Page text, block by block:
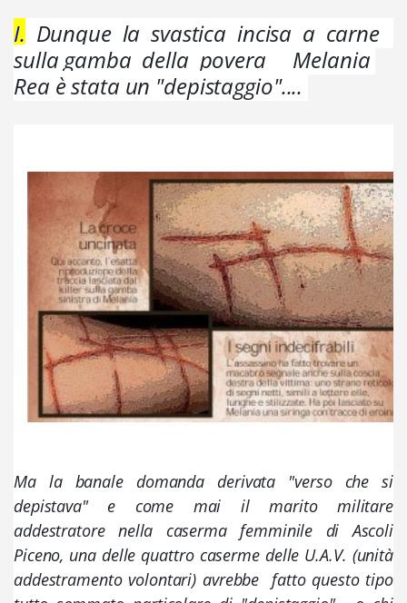
I. Dunque  la  svastica  incisa  a  carne
sulla gamba  della  povera     Melania
Rea è stata un "depistaggio"....
Ma la banale domanda derivata "verso che si
depistava" e come mai il marito militare
addestratore nella caserma femminile di Ascoli
Piceno, una delle quattro caserme delle U.A.V. (unità
addestramento volontari) avrebbe  fatto questo tipo